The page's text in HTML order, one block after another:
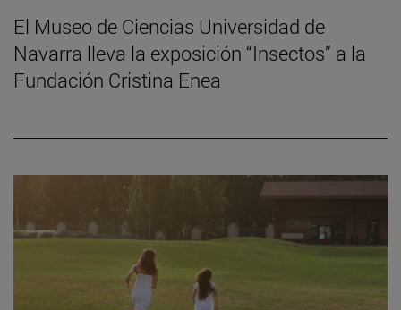
El Museo de Ciencias Universidad de
Navarra lleva la exposición “Insectos” a la
Fundación Cristina Enea